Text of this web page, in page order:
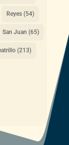
Reyes(54)
San Juan (65)
(213)